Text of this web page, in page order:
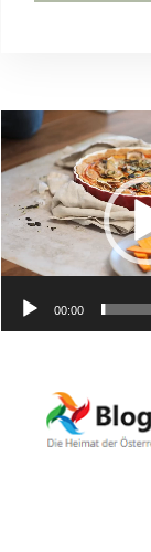
Video-
Player
00:00